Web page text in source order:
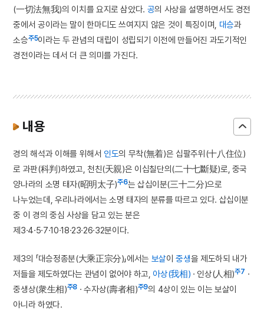
(一切法無我)의 이치를 요지로 삼았다. 공의 사상을 설명하면서도 경전
중에서 공이라는 말이 한마디도 쓰여지지 않은 것이 특징이며, 대승과
소승주5이라는 두 관념의 대립이 성립되기 이전에 만들어진 과도기적인
경전이라는 데서 더 큰 의미를 가진다.
내용
경의 해석과 이해를 위해서 인도의 무착(無着)은 십팔주위(十八住位)
로 과판(科判)하였고, 천친(天親)은 이십칠단의(二十七斷疑)로, 중국
양나라의 소명 태자(昭明太子)주6는 삽십이분(三十二分)으로
나누었는데, 우리나라에서는 소명 태자의 분류를 따르고 있다. 삽십이분
중 이 경의 중심 사상을 담고 있는 분은
제3·4·5·7·10·18·23·26·32분이다.
제3의 「대승정종분(大乘正宗分)」에서는 보살이중생을 제도하되 내가
저들을 제도하였다는 관념이 없어야 하고, 아상(我相) · 인상(人相)주7 ·
중생상(衆生相)주8 · 수자상(壽者相)주9의 4상이 있는 이는 보살이
아니라 하였다.